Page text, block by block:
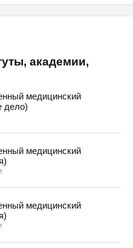
академии,
медицинский
дело)
медицинский
медицинский